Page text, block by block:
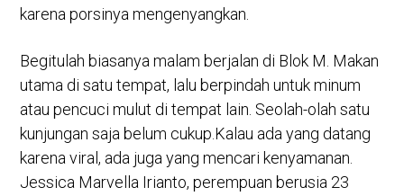
karena porsinya mengenyangkan.
Begitulah biasanya malam berjalan di Blok M. Makan
utama di satu tempat, lalu berpindah untuk minum
atau pencuci mulut di tempat lain. Seolah-olah satu
kunjungan saja belum cukup.Kalau ada yang datang
karena viral, ada juga yang mencari kenyamanan.
Jessica Marvella Irianto, perempuan berusia 23